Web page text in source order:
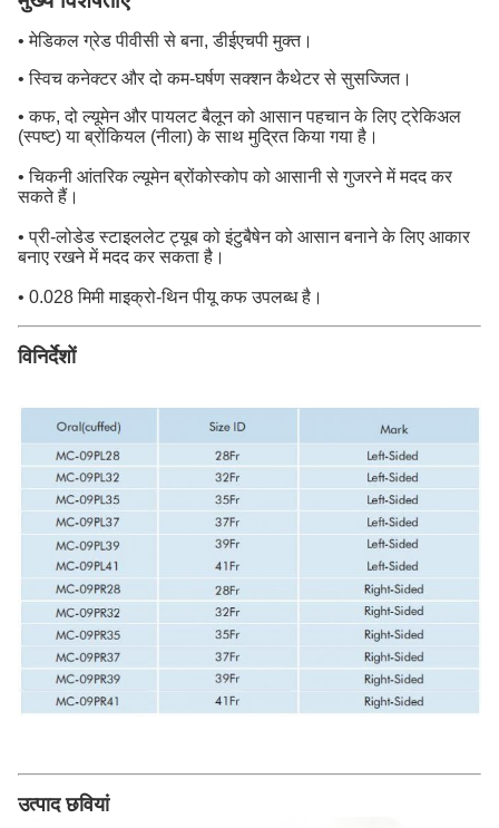
• मेडिकल ग्रेड पीवीसी से बना, डीईएचपी मुक्त।
• स्विच कनेक्टर और दो कम-घर्षण सक्शन कैथेटर से सुसज्जित।
• कफ, दो ल्यूमेन और पायलट बैलून को आसान पहचान के लिए ट्रेकिअल
(स्पष्ट) या ब्रोंकियल (नीला) के साथ मुद्रित किया गया है।
• चिकनी आंतरिक ल्यूमेन ब्रोंकोस्कोप को आसानी से गुजरने में मदद कर
सकते हैं।
• प्री-लोडेड स्टाइललेट ट्यूब को इंटुबैषेन को आसान बनाने के लिए आकार
बनाए रखने में मदद कर सकता है।
• 0.028 मिमी माइक्रो-थिन पीयू कफ उपलब्ध है।
विनिर्देशों
उत्पाद छवियां